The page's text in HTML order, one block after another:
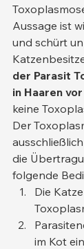
Aussage ist
und schürt
der Parasit
in Haaren vor
keine
Der
ausschließlich
die
folgende
Die
im Kot